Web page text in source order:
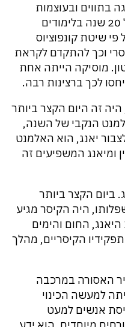
בתווים ובעוצמות
הנכונות. רובם העבירו בין 15 ל 20 שנה בלימודים
שיטת קונפוציוס
וכך להתקדם לקראת
מוסיקה הייתה אחת
לכך ברצינות רבה.
זה היום הקצר ביותר
הנקבי של השנה,
יאנג, הוא האלמנט
ומיאנג המשפיעים זה
ביום הקצר ביותר
היה הקיסר מגיע
החום והימים
הקיסריים, מהלך
האסורה במרכבה
למעשה הכינוי
אנשים למעט